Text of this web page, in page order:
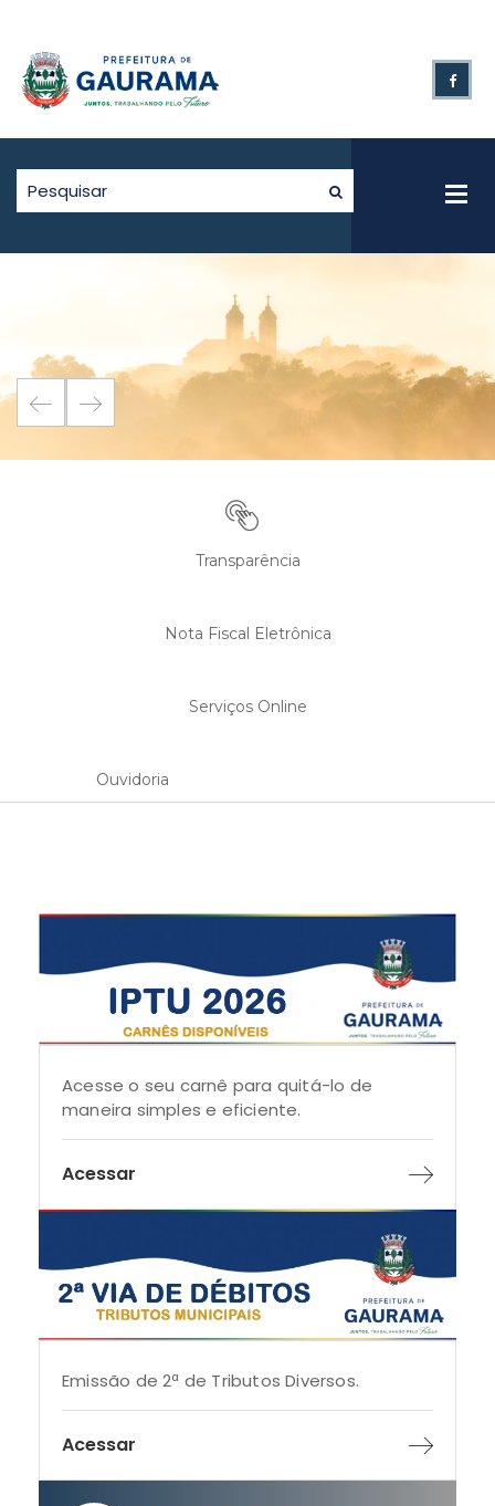
Transparência
Nota Fiscal Eletrônica
Serviços Online
Ouvidoria
Acesse o seu carnê para quitá-lo de
maneira simples e eficiente.
Acessar
Emissão de 2ª de Tributos Diversos.
Acessar